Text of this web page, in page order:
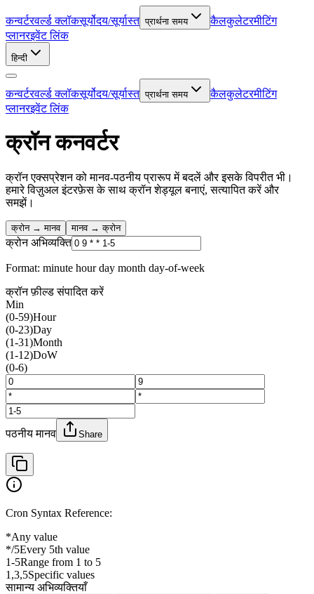
कन्वर्टरवर्ल्ड क्लॉकसूर्योदय/सूर्यास्त प्रार्थना समय कैलकुलेटरमीटिंग
प्लानरइवेंट लिंक
हिन्दी
कन्वर्टरवर्ल्ड क्लॉकसूर्योदय/सूर्यास्त प्रार्थना समय कैलकुलेटरमीटिंग
प्लानरइवेंट लिंक
क्रॉन कनवर्टर
क्रॉन एक्सप्रेशन को मानव-पठनीय प्रारूप में बदलें और इसके विपरीत भी।
हमारे विज़ुअल इंटरफ़ेस के साथ क्रॉन शेड्यूल बनाएं, सत्यापित करें और
समझें।
क्रोन → मानव मानव → क्रोन
क्रोन अभिव्यक्ति
Format: minute hour day month day-of-week
क्रॉन फ़ील्ड संपादित करें
Min
(0-59)Hour
(0-23)Day
(1-31)Month
(1-12)DoW
(0-6)
पठनीय मानव Share
Cron Syntax Reference:
*Any value
*/5Every 5th value
1-5Range from 1 to 5
1,3,5Specific values
सामान्य अभिव्यक्तियाँ